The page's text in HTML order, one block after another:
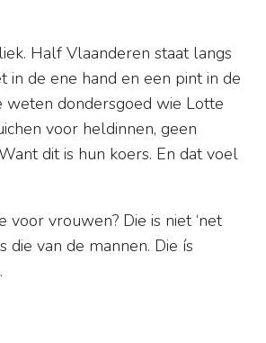
Half Vlaanderen staat langs
in de ene hand en een pint in de
weten dondersgoed wie Lotte
voor heldinnen, geen
dit is hun koers. En dat voel
voor vrouwen? Die is niet ‘net
die van de mannen. Die ís